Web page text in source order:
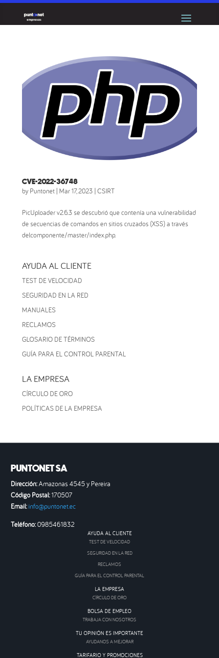
CVE-2022-36748
by Puntonet| Mar 17, 2023 | CSIRT
PicUploader v2.6.3 se descubrió que contenía una vulnerabilidad
de secuencias de comandos en sitios cruzados (XSS) a través
delcomponente/master/index.php.
AYUDA AL CLIENTE
TEST DE VELOCIDAD
SEGURIDAD EN LA RED
MANUALES
RECLAMOS
GLOSARIO DE TÉRMINOS
GUÍA PARA EL CONTROL PARENTAL
LA EMPRESA
CÍRCULO DE ORO
POLÍTICAS DE LA EMPRESA
PUNTONET SA
Dirección:Amazonas 4545 y Pereira
Código Postal:170507
Email:info@puntonet.ec
Teléfono:0985461832
AYUDA AL CLIENTE
TEST DE VELOCIDAD
SEGURIDAD EN LA RED
RECLAMOS
GUÍA PARA EL CONTROL PARENTAL
LA EMPRESA
CÍRCULO DE ORO
BOLSA DE EMPLEO
TRABAJA CON NOSOTROS
TU OPINIÓN ES IMPORTANTE
AYUDANOS A MEJORAR
TARIFARIO Y PROMOCIONES